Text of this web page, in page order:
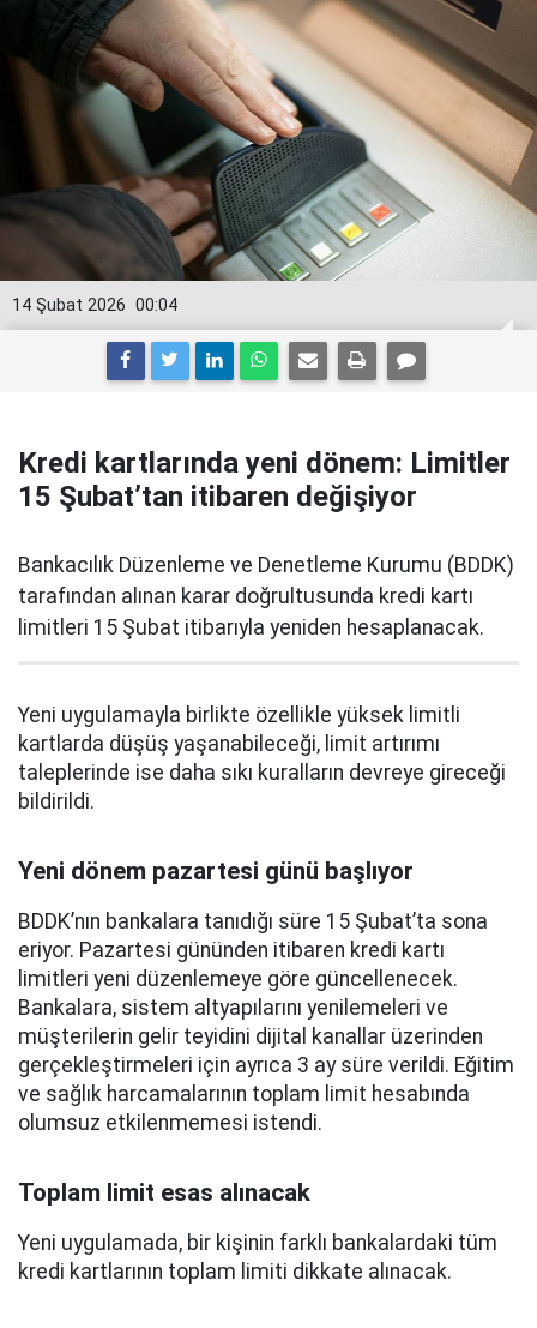
00:04
14 Şubat 2026
Kredi kartlarında yeni dönem: Limitler
15 Şubat’tan itibaren değişiyor
Bankacılık Düzenleme ve Denetleme Kurumu (BDDK)
tarafından alınan karar doğrultusunda kredi kartı
limitleri 15 Şubat itibarıyla yeniden hesaplanacak.
Yeni uygulamayla birlikte özellikle yüksek limitli
kartlarda düşüş yaşanabileceği, limit artırımı
taleplerinde ise daha sıkı kuralların devreye gireceği
bildirildi.
Yeni dönem pazartesi günü başlıyor
BDDK’nın bankalara tanıdığı süre 15 Şubat’ta sona
eriyor. Pazartesi gününden itibaren kredi kartı
limitleri yeni düzenlemeye göre güncellenecek.
Bankalara, sistem altyapılarını yenilemeleri ve
müşterilerin gelir teyidini dijital kanallar üzerinden
gerçekleştirmeleri için ayrıca 3 ay süre verildi. Eğitim
ve sağlık harcamalarının toplam limit hesabında
olumsuz etkilenmemesi istendi.
Toplam limit esas alınacak
Yeni uygulamada, bir kişinin farklı bankalardaki tüm
kredi kartlarının toplam limiti dikkate alınacak.